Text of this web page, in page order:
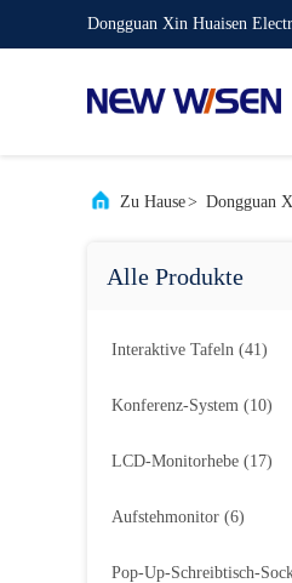
Dongguan Xin Huaisen
Zu Hause> Dongguan
Alle Produkte
Interaktive Tafeln (41)
Konferenz-System (10)
LCD-Monitorhebe (17)
Aufstehmonitor (6)
Pop-Up-Schreibtisch-